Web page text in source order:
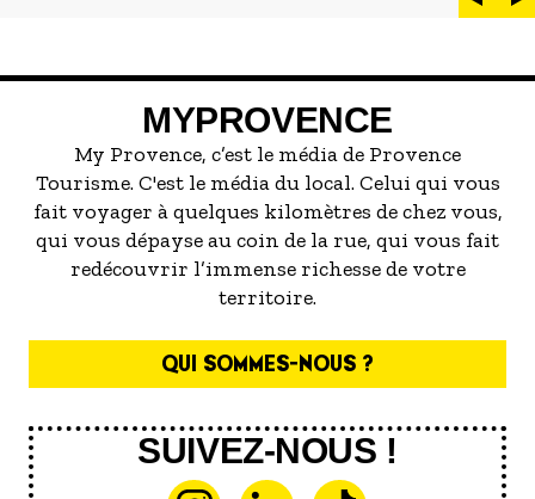
peut d'ailleurs vite être submergé·e par la
servir la meilleure...
MYPROVENCE
My Provence, c’est le média de Provence
Tourisme. C'est le média du local. Celui qui vous
fait voyager à quelques kilomètres de chez vous,
qui vous dépayse au coin de la rue, qui vous fait
redécouvrir l’immense richesse de votre
territoire.
QUI SOMMES-NOUS ?
SUIVEZ-NOUS !